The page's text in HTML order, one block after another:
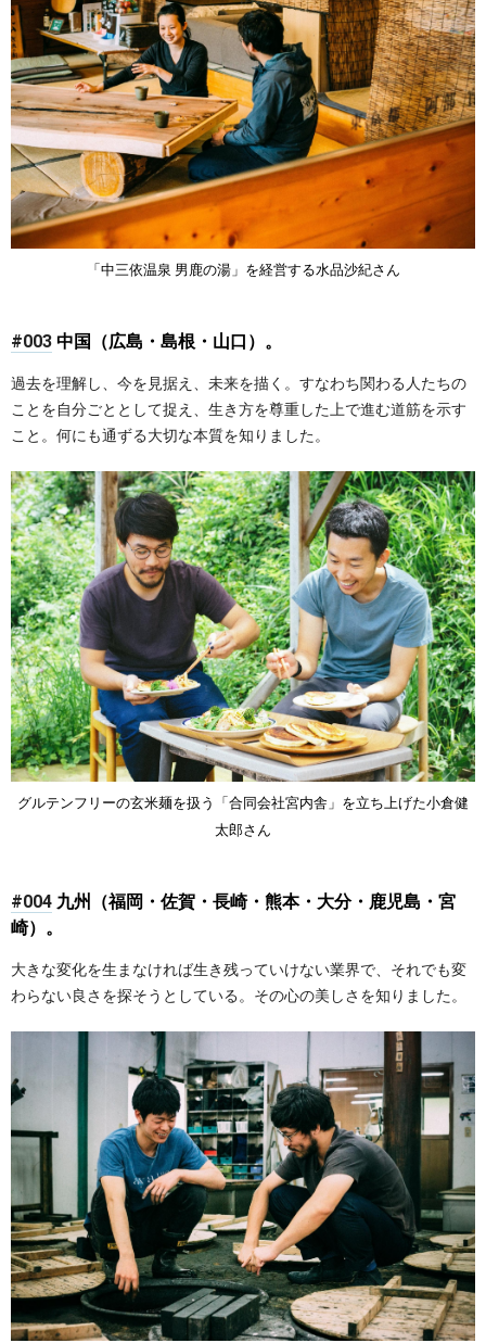
「中三依温泉 男鹿の湯」を経営する水品沙紀さん
#003 中国（広島・島根・山口）。
過去を理解し、今を見据え、未来を描く。すなわち関わる人たちの
ことを自分ごととして捉え、生き方を尊重した上で進む道筋を示す
こと。何にも通ずる大切な本質を知りました。
グルテンフリーの玄米麺を扱う「合同会社宮内舎」を立ち上げた小倉健
太郎さん
#004 九州（福岡・佐賀・長崎・熊本・大分・鹿児島・宮
崎）。
大きな変化を生まなければ生き残っていけない業界で、それでも変
わらない良さを探そうとしている。その心の美しさを知りました。